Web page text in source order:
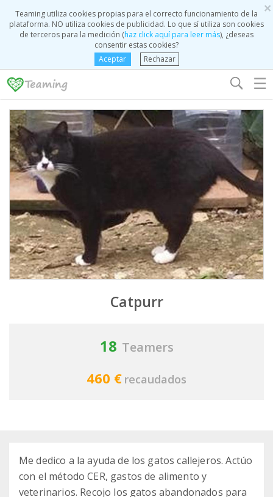
×
Teaming utiliza cookies propias para el correcto funcionamiento de la
plataforma. NO utiliza cookies de publicidad. Lo que sí utiliza son cookies
de terceros para la medición (haz click aquí para leer más), ¿deseas
consentir estas cookies?
Aceptar
Rechazar
☰
Catpurr
18 Teamers
460 € recaudados
Me dedico a la ayuda de los gatos callejeros. Actúo
con el método CER, gastos de alimento y
veterinarios. Recojo los gatos abandonados para